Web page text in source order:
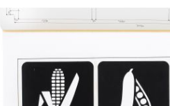
ŒUVRES DE JEAN
EXPOSÉES À
CONCRET À
14 janvier au 9 avril